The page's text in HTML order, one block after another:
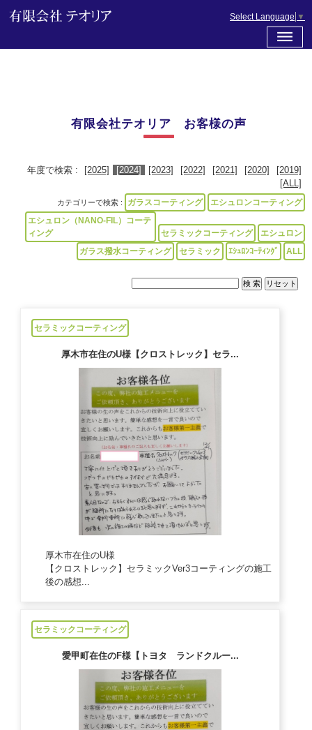
Select Language ▼
有限会社テオリア お客様の声
年度で検索 : [2025] [2024] [2023] [2022] [2021] [2020]
[2019]
[ALL]
カテゴリーで検索 : ガラスコーティング
エシュロンコーティング
エシュロン（NANO-FIL）コーテ
ィング
セラミックコーティング
エシュロン
ガラス撥水コーティング
セラミック ｴｼｭﾛﾝｺｰﾃｨﾝｸﾞ ALL
セラミックコーティング
厚木市在住のU様【クロストレック】セラ...
厚木市在住のU様
【クロストレック】セラミックVer3コーティングの施工
後の感想...
セラミックコーティング
愛甲町在住のF様【トヨタ ランドクルー...